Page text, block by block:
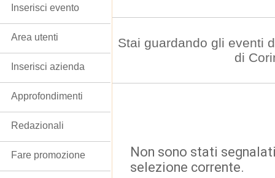
Stai guardando gli eventi
di
Non sono stati
selezione corrente.
Inserisci evento
Area utenti
Inserisci azienda
Approfondimenti
Redazionali
Fare promozione